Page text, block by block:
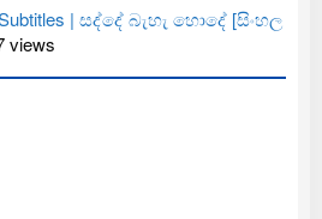
Subtitles | සද්දේ බැහැ හොදේ [සිංහල
views